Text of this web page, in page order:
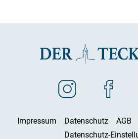
Impressum Datenschutz AGB
Datenschutz-